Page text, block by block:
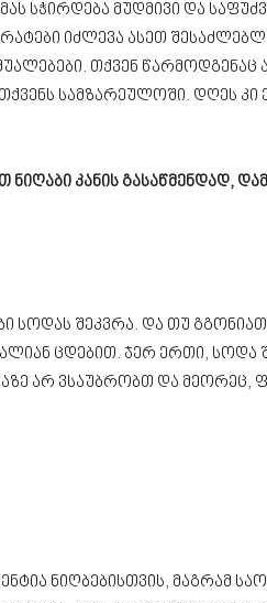
სჭირდება მუდმივი და
იძლევა ასეთ
თქვენ წარმოდგენაც
სამზარეულოში. დღეს კი
კანის გასაწმენდად,
სოდას შეკვრა. და თუ
ცდებით. ჯერ ერთი, სოდა
არ ვსაუბრობთ და მეორეც,
ნიღბებისთვის, მაგრამ